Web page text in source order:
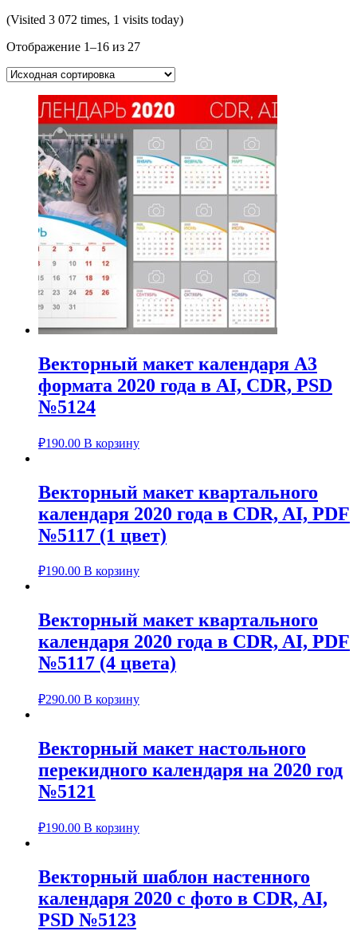
(Visited 3 072 times, 1 visits today)
Отображение 1–16 из 27
Векторный макет календаря А3
формата 2020 года в AI, CDR, PSD
№5124
₽190.00 В корзину
Векторный макет квартального
календаря 2020 года в CDR, AI, PDF
№5117 (1 цвет)
₽190.00 В корзину
Векторный макет квартального
календаря 2020 года в CDR, AI, PDF
№5117 (4 цвета)
₽290.00 В корзину
Векторный макет настольного
перекидного календаря на 2020 год
№5121
₽190.00 В корзину
Векторный шаблон настенного
календаря 2020 с фото в CDR, AI,
PSD №5123